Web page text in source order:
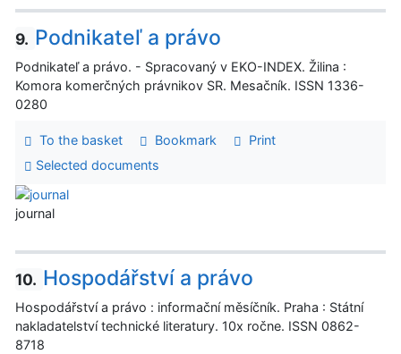
9. Podnikateľ a právo
Podnikateľ a právo. - Spracovaný v EKO-INDEX. Žilina :
Komora komerčných právnikov SR. Mesačník. ISSN 1336-
0280
To the basket Bookmark
Print
Selected documents
journal
10. Hospodářství a právo
Hospodářství a právo : informační měsíčník. Praha : Státní
nakladatelství technické literatury. 10x ročne. ISSN 0862-
8718